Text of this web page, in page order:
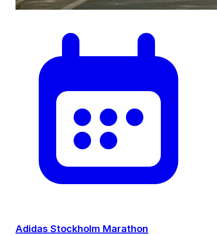
Adidas Stockholm Marathon